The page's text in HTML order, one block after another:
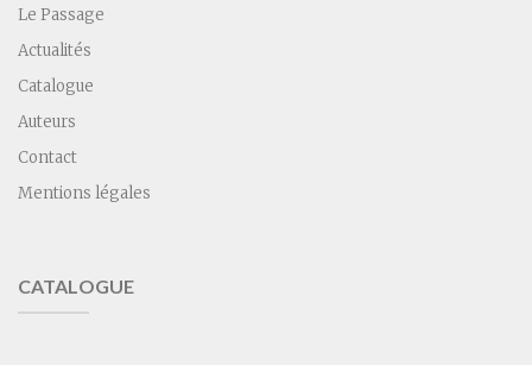
Le Passage
Actualités
Catalogue
Auteurs
Contact
Mentions légales
CATALOGUE